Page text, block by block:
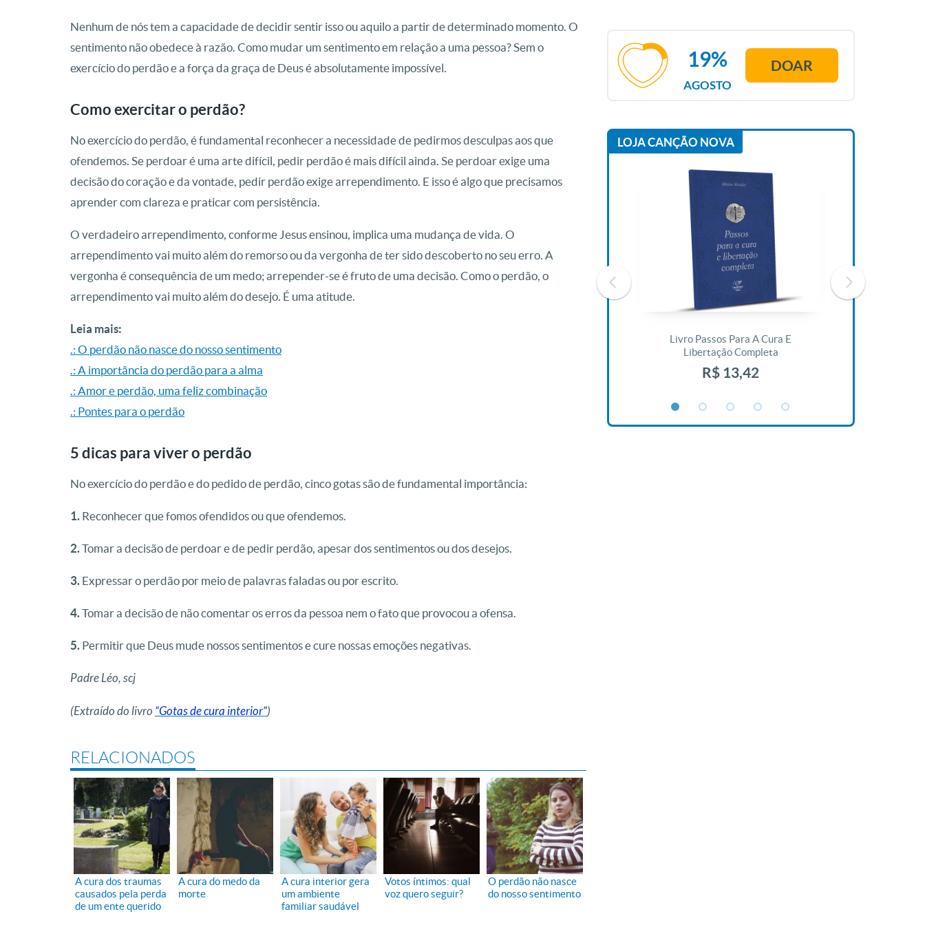
Nenhum de nós tem a capacidade de decidir sentir isso ou aquilo a partir de determinado momento. O
sentimento não obedece à razão. Como mudar um sentimento em relação a uma pessoa? Sem o
exercício do perdão e a força da graça de Deus é absolutamente impossível.
Como exercitar o perdão?
No exercício do perdão, é fundamental reconhecer a necessidade de pedirmos desculpas aos que
ofendemos. Se perdoar é uma arte difícil, pedir perdão é mais difícil ainda. Se perdoar exige uma
decisão do coração e da vontade, pedir perdão exige arrependimento. E isso é algo que precisamos
aprender com clareza e praticar com persistência.
O verdadeiro arrependimento, conforme Jesus ensinou, implica uma mudança de vida. O
arrependimento vai muito além do remorso ou da vergonha de ter sido descoberto no seu erro. A
vergonha é consequência de um medo; arrepender-se é fruto de uma decisão. Como o perdão, o
arrependimento vai muito além do desejo. É uma atitude.
Leia mais:
.: O perdão não nasce do nosso sentimento
.: A importância do perdão para a alma
.: Amor e perdão, uma feliz combinação
.: Pontes para o perdão
5 dicas para viver o perdão
No exercício do perdão e do pedido de perdão, cinco gotas são de fundamental importância:
1. Reconhecer que fomos ofendidos ou que ofendemos.
2. Tomar a decisão de perdoar e de pedir perdão, apesar dos sentimentos ou dos desejos.
3. Expressar o perdão por meio de palavras faladas ou por escrito.
4. Tomar a decisão de não comentar os erros da pessoa nem o fato que provocou a ofensa.
5. Permitir que Deus mude nossos sentimentos e cure nossas emoções negativas.
Padre Léo, scj
(Extraído do livro “Gotas de cura interior”)
RELACIONADOS
A cura dos traumas
causados pela perda
de um ente querido
A cura do medo da
morte
A cura interior gera
um ambiente
familiar saudável
Votos íntimos: qual
voz quero seguir?
O perdão não nasce
do nosso sentimento
AGOSTO
19% DOAR
LOJA CANÇÃO NOVA
Livro Passos Para A Cura E
Libertação Completa
R$ 13,42